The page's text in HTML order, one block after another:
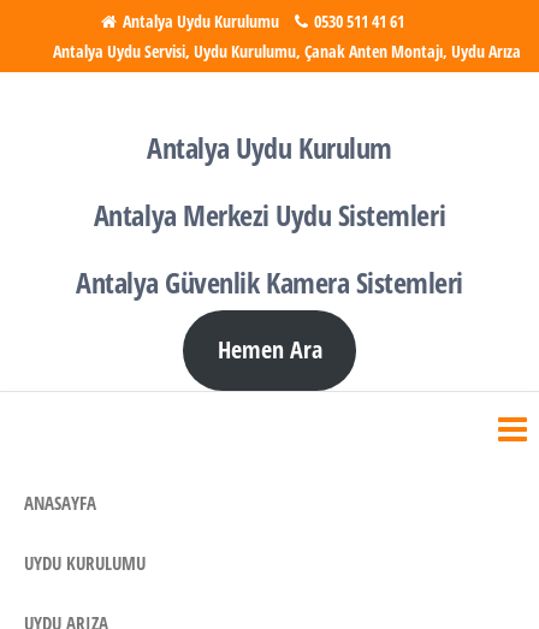
atla
Antalya Uydu Kurulumu
0530 511 41 61
Antalya Uydu Servisi, Uydu Kurulumu, Çanak Anten Montajı, Uydu Arıza
Antalya Uydu Kurulum
Antalya Merkezi Uydu Sistemleri
Antalya Güvenlik Kamera Sistemleri
Hemen Ara
ANASAYFA
UYDU KURULUMU
UYDU ARIZA